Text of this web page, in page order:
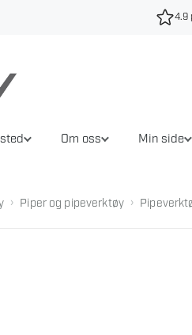
4.9
Om oss Min side
› Piper og pipeverktøy ›